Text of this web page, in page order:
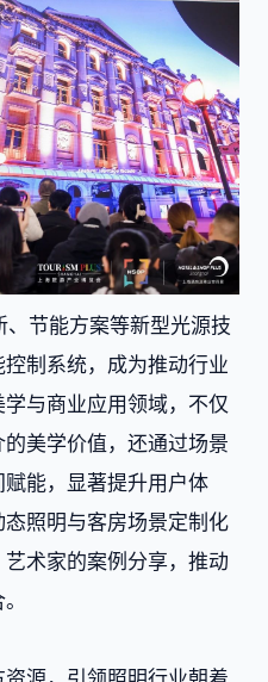
、节能方案等新型光源技
制系统，成为推动行业
与商业应用领域，不仅
美学价值，还通过场景
能，显著提升用户体
照明与客房场景定制化
术家的案例分享，推动